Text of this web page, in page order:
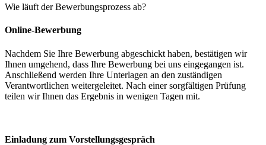
Wie läuft der Bewerbungsprozess ab?
Online-Bewerbung
Nachdem Sie Ihre Bewerbung abgeschickt haben, bestätigen wir
Ihnen umgehend, dass Ihre Bewerbung bei uns eingegangen ist.
Anschließend werden Ihre Unterlagen an den zuständigen
Verantwortlichen weitergeleitet. Nach einer sorgfältigen Prüfung
teilen wir Ihnen das Ergebnis in wenigen Tagen mit.
Einladung zum Vorstellungsgespräch